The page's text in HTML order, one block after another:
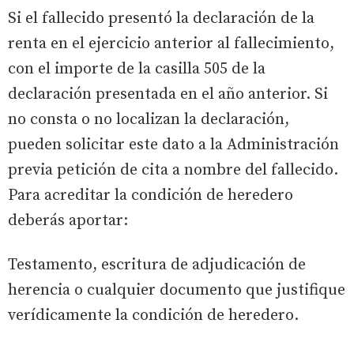
Si el fallecido presentó la declaración de la
renta en el ejercicio anterior al fallecimiento,
con el importe de la casilla 505 de la
declaración presentada en el año anterior. Si
no consta o no localizan la declaración,
pueden solicitar este dato a la Administración
previa petición de cita a nombre del fallecido.
Para acreditar la condición de heredero
deberás aportar:
Testamento, escritura de adjudicación de
herencia o cualquier documento que justifique
verídicamente la condición de heredero.